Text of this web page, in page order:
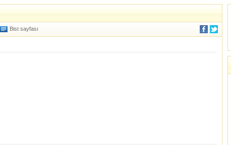
Bist sayfası